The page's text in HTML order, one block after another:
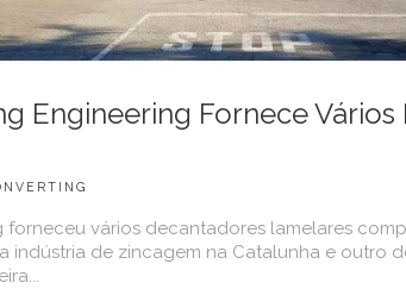
Engineering Fornece
forneceu vários decantadores lamelares
indústria de zincagem na Catalunha e outro